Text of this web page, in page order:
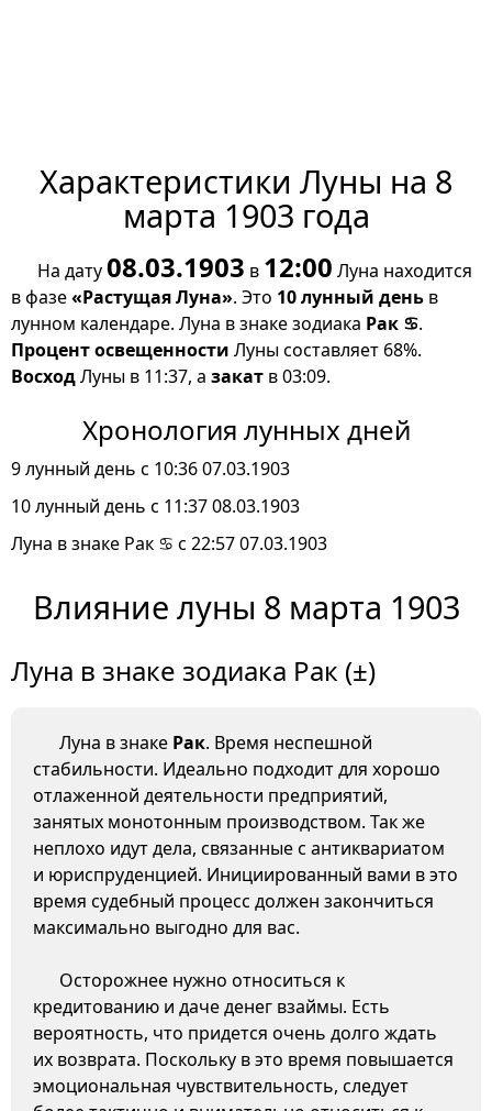
Характеристики Луны на 8
марта 1903 года
На дату08.03.1903 в 12:00 Луна находится
в фазе«Растущая Луна». Это 10 лунный день в
лунном календаре. Луна в знаке зодиака Рак ♋.
Процент освещенности Луны составляет 68%.
ВосходЛуны в 11:37, а закат в 03:09.
Хронология лунных дней
9 лунный день с 10:36 07.03.1903
10 лунный день с 11:37 08.03.1903
Луна в знаке Рак ♋ с 22:57 07.03.1903
Влияние луны 8 марта 1903
Луна в знаке зодиака Рак (±)
Луна в знаке Рак. Время неспешной
стабильности. Идеально подходит для хорошо
отлаженной деятельности предприятий,
занятых монотонным производством. Так же
неплохо идут дела, связанные с антиквариатом
и юриспруденцией. Инициированный вами в это
время судебный процесс должен закончиться
максимально выгодно для вас.
Осторожнее нужно относиться к
кредитованию и даче денег взаймы. Есть
вероятность, что придется очень долго ждать
их возврата. Поскольку в это время повышается
эмоциональная чувствительность, следует